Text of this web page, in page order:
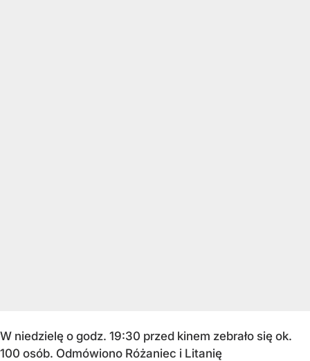
W niedzielę o godz. 19:30 przed kinem zebrało się ok.
100 osób. Odmówiono Różaniec i Litanię